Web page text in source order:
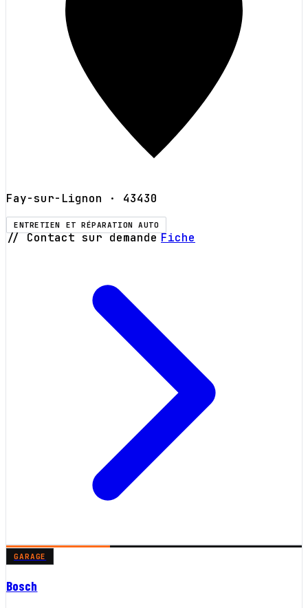
Fay-sur-Lignon · 43430
ENTRETIEN ET RÉPARATION AUTO
// Contact sur demande Fiche
GARAGE
Bosch